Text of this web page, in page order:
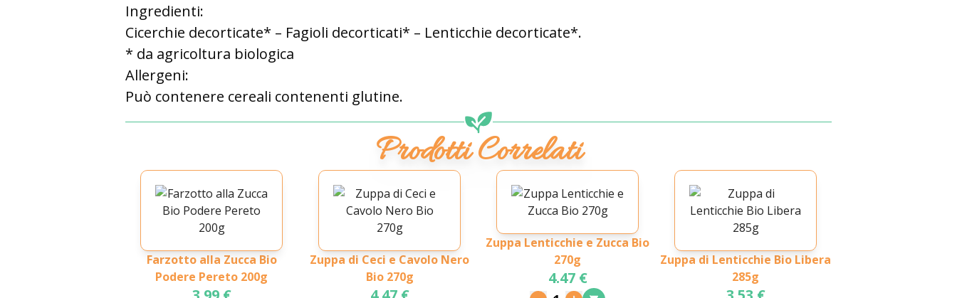
Ingredienti:
Cicerchie decorticate* – Fagioli decorticati* – Lenticchie decorticate*.
* da agricoltura biologica
Allergeni:
Può contenere cereali contenenti glutine.
Prodotti Correlati
Farzotto alla Zucca Bio
Podere Pereto 200g
Zuppa di Ceci e Cavolo Nero
Bio 270g
Zuppa Lenticchie e Zucca Bio
270g
4.47 €
Zuppa di Lenticchie Bio Libera
285g